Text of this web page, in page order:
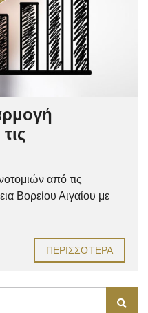
από τις
Βορείου Αιγαίου με
ΠΕΡΙΣΣΌΤΕΡΑ